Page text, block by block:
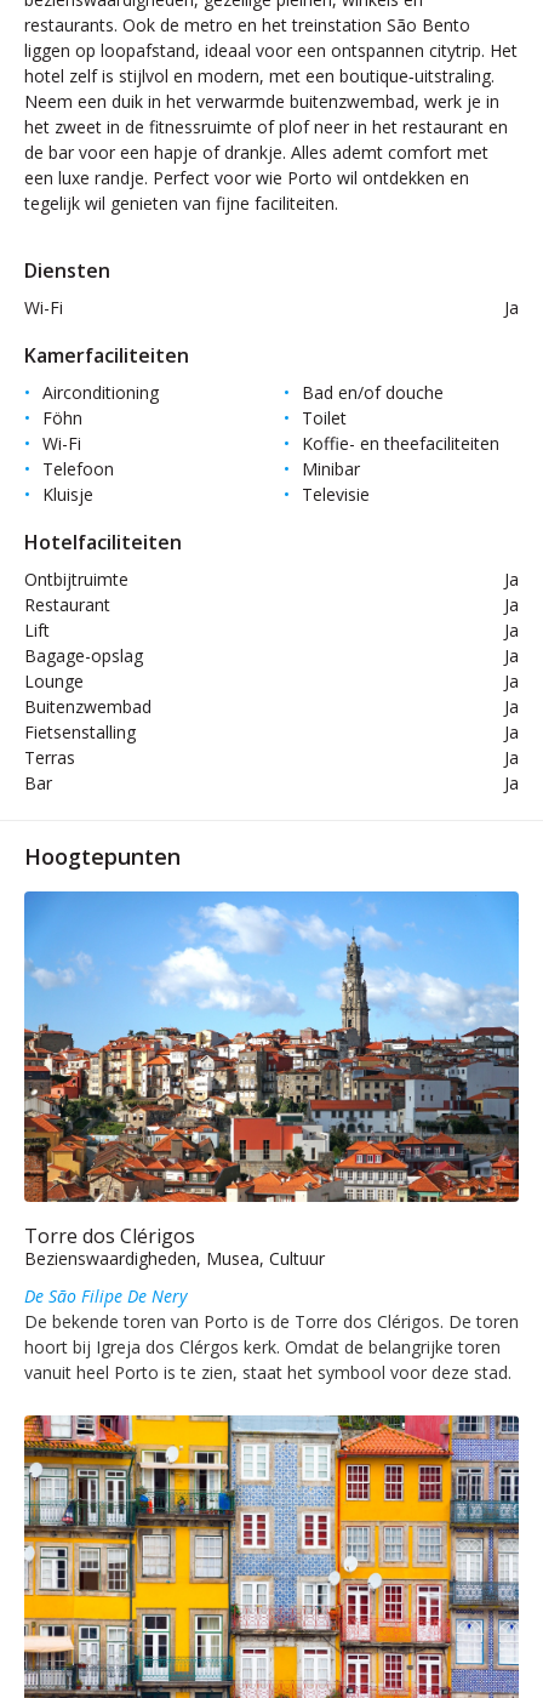
restaurants. Ook de metro en het treinstation São Bento
liggen op loopafstand, ideaal voor een ontspannen citytrip. Het
hotel zelf is stijlvol en modern, met een boutique‑uitstraling.
Neem een duik in het verwarmde buitenzwembad, werk je in
het zweet in de fitnessruimte of plof neer in het restaurant en
de bar voor een hapje of drankje. Alles ademt comfort met
een luxe randje. Perfect voor wie Porto wil ontdekken en
tegelijk wil genieten van fijne faciliteiten.
Diensten
Wi-Fi Ja
Kamerfaciliteiten
Airconditioning
Bad en/of douche
Föhn
Toilet
Wi-Fi
Koffie- en theefaciliteiten
Telefoon
Minibar
Kluisje
Televisie
Hotelfaciliteiten
Ontbijtruimte
Ja
Restaurant
Ja
Lift
Ja
Bagage-opslag
Ja
Lounge
Ja
Buitenzwembad
Ja
Fietsenstalling
Ja
Terras
Ja
Bar
Ja
Hoogtepunten
Torre dos Clérigos
Bezienswaardigheden, Musea, Cultuur
De São Filipe De Nery
De bekende toren van Porto is de Torre dos Clérigos. De toren
hoort bij Igreja dos Clérgos kerk. Omdat de belangrijke toren
vanuit heel Porto is te zien, staat het symbool voor deze stad.